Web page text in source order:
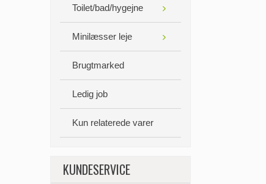
Toilet/bad/hygejne
Minilæsser leje
Brugtmarked
Ledig job
Kun relaterede varer
KUNDESERVICE